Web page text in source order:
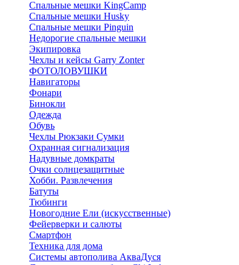
Спальные мешки KingCamp
Спальные мешки Husky
Спальные мешки Pinguin
Недорогие спальные мешки
Экипировка
Чехлы и кейсы Garry Zonter
ФОТОЛОВУШКИ
Навигаторы
Фонари
Бинокли
Одежда
Обувь
Чехлы Рюкзаки Сумки
Охранная сигнализация
Надувные домкраты
Очки солнцезащитные
Хобби. Развлечения
Батуты
Тюбинги
Новогодние Ели (искусственные)
Фейерверки и салюты
Смартфон
Техника для дома
Системы автополива АкваДуся